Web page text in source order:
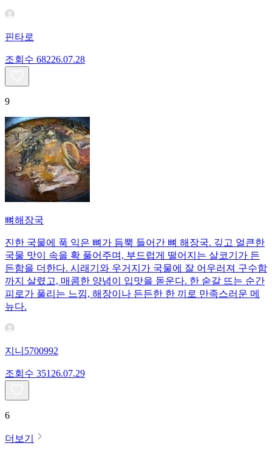
핀타로
조회수 68226.07.28
9
뼈해장국
진한 국물에 푹 익은 뼈가 듬뿍 들어간 뼈 해장국. 깊고 얼큰한
국물 맛이 속을 확 풀어주며, 부드럽게 떨어지는 살코기가 든
든함을 더한다. 시래기와 우거지가 국물에 잘 어우러져 구수함
까지 살렸고, 매콤한 양념이 입맛을 돋운다. 한 숟갈 뜨는 순간
피로가 풀리는 느낌, 해장이나 든든한 한 끼로 만족스러운 메
뉴다.
지니5700992
조회수 351 26.07.29
6
더보기